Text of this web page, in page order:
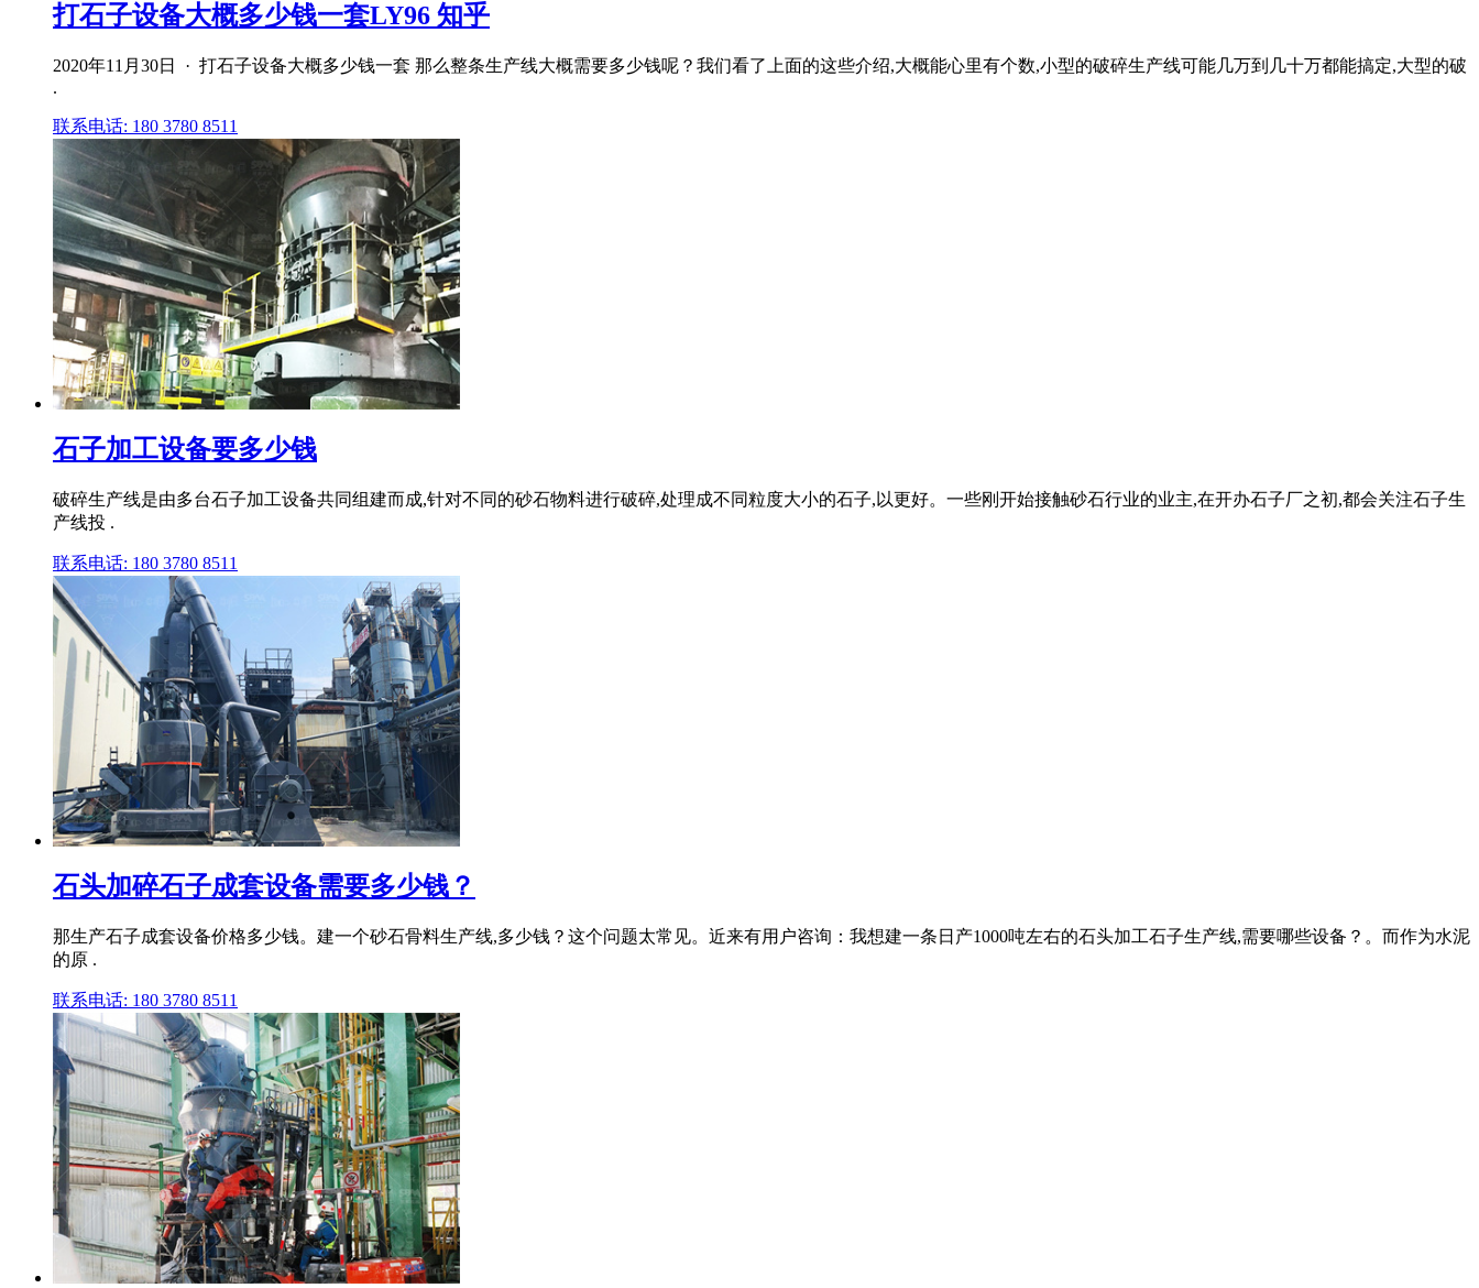
打石子设备大概多少钱一套LY96 知乎
2020年11月30日 · 打石子设备大概多少钱一套 那么整条生产线大概需要多少钱呢？我们看了上面的这些介绍,大概能心里有个数,小型的破碎生产线可能几万到几十万都能搞定,大型的破
.
联系电话: 180 3780 8511
石子加工设备要多少钱
破碎生产线是由多台石子加工设备共同组建而成,针对不同的砂石物料进行破碎,处理成不同粒度大小的石子,以更好。一些刚开始接触砂石行业的业主,在开办石子厂之初,都会关注石子生
产线投 .
联系电话: 180 3780 8511
石头加碎石子成套设备需要多少钱？
那生产石子成套设备价格多少钱。建一个砂石骨料生产线,多少钱？这个问题太常见。近来有用户咨询：我想建一条日产1000吨左右的石头加工石子生产线,需要哪些设备？。而作为水泥
的原 .
联系电话: 180 3780 8511